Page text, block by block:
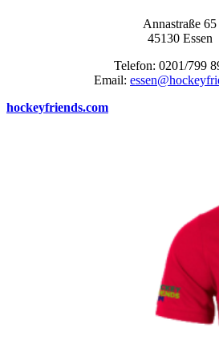
Anna­stra­ße 65
45130 Essen
Tele­fon: 0201/799
Email:
hockeyfriends.com